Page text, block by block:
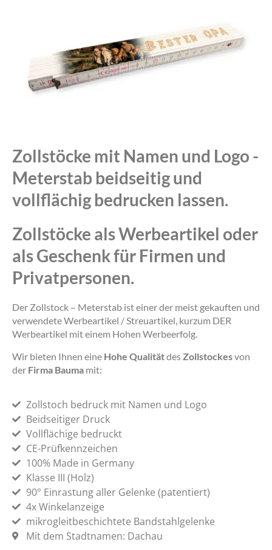
Zollstöcke mit Namen und Logo -
Meterstab beidseitig und
vollflächig bedrucken lassen.
Zollstöcke als Werbeartikel oder
als Geschenk für Firmen und
Privatpersonen.
Der Zollstock – Meterstab ist einer der meist gekauften und
verwendete Werbeartikel / Streuartikel, kurzum DER
Werbeartikel mit einem Hohen Werbeerfolg.
Wir bieten Ihnen eine Hohe Qualitätdes Zollstockesvon
der Firma Bauma mit:
Zollstoch bedruck mit Namen und Logo
Beidseitiger Druck
Vollflächige bedruckt
CE-Prüfkennzeichen
100% Made in Germany
Klasse III (Holz)
90° Einrastung aller Gelenke (patentiert)
4x Winkelanzeige
mikrogleitbeschichtete Bandstahlgelenke
Mit dem Stadtnamen: Dachau